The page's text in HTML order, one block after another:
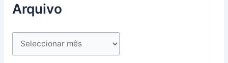
Arquivo